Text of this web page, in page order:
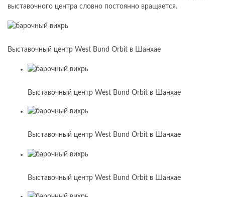
выставочного центра словно постоянно вращается.
Выставочный центр West Bund Orbit в Шанхае
Выставочный центр West Bund Orbit в Шанхае
Выставочный центр West Bund Orbit в Шанхае
Выставочный центр West Bund Orbit в Шанхае